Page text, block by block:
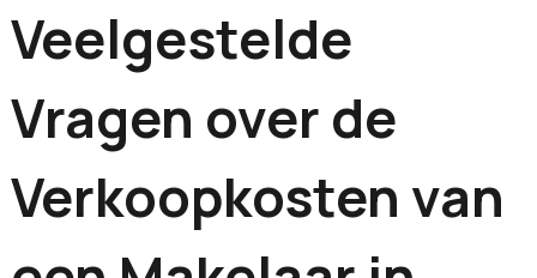
Veelgestelde
Vragen over de
Verkoopkosten van